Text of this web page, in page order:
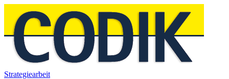
Strategiearbeit